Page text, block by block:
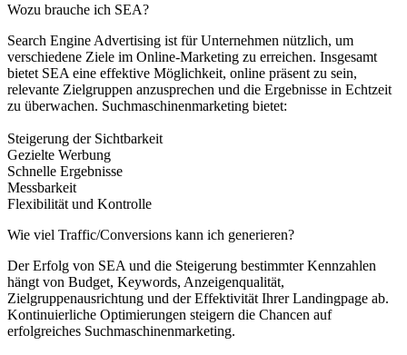
Wozu brauche ich SEA?
Search Engine Advertising ist für Unternehmen nützlich, um
verschiedene Ziele im Online-Marketing zu erreichen. Insgesamt
bietet SEA eine effektive Möglichkeit, online präsent zu sein,
relevante Zielgruppen anzusprechen und die Ergebnisse in Echtzeit
zu überwachen. Suchmaschinenmarketing bietet:
Steigerung der Sichtbarkeit
Gezielte Werbung
Schnelle Ergebnisse
Messbarkeit
Flexibilität und Kontrolle
Wie viel Traffic/Conversions kann ich generieren?
Der Erfolg von SEA und die Steigerung bestimmter Kennzahlen
hängt von Budget, Keywords, Anzeigenqualität,
Zielgruppenausrichtung und der Effektivität Ihrer Landingpage ab.
Kontinuierliche Optimierungen steigern die Chancen auf
erfolgreiches Suchmaschinenmarketing.